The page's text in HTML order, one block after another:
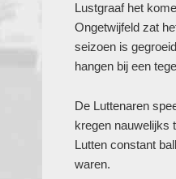
Lustgraaf het
Ongetwijfeld zat
seizoen is
hangen bij een
De Luttenaren
kregen nauwelijks
Lutten constant
waren.